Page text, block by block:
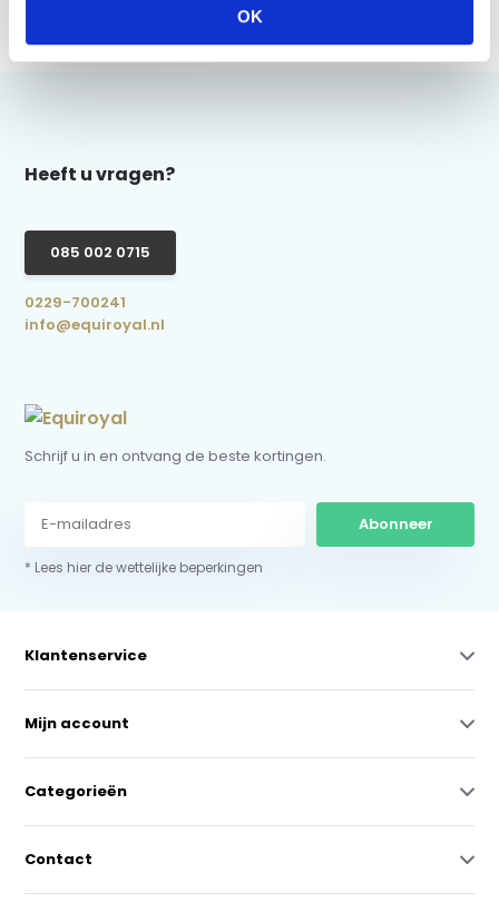
OK
Heeft u vragen?
085 002 0715
0229-700241
info@equiroyal.nl
Schrijf u in en ontvang de beste kortingen.
Abonneer
* Lees hier de wettelijke beperkingen
Klantenservice
Mijn account
Categorieën
Contact